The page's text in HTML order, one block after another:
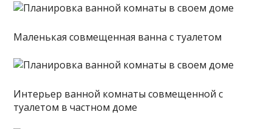
Маленькая совмещенная ванна с туалетом
Интерьер ванной комнаты совмещенной с
туалетом в частном доме